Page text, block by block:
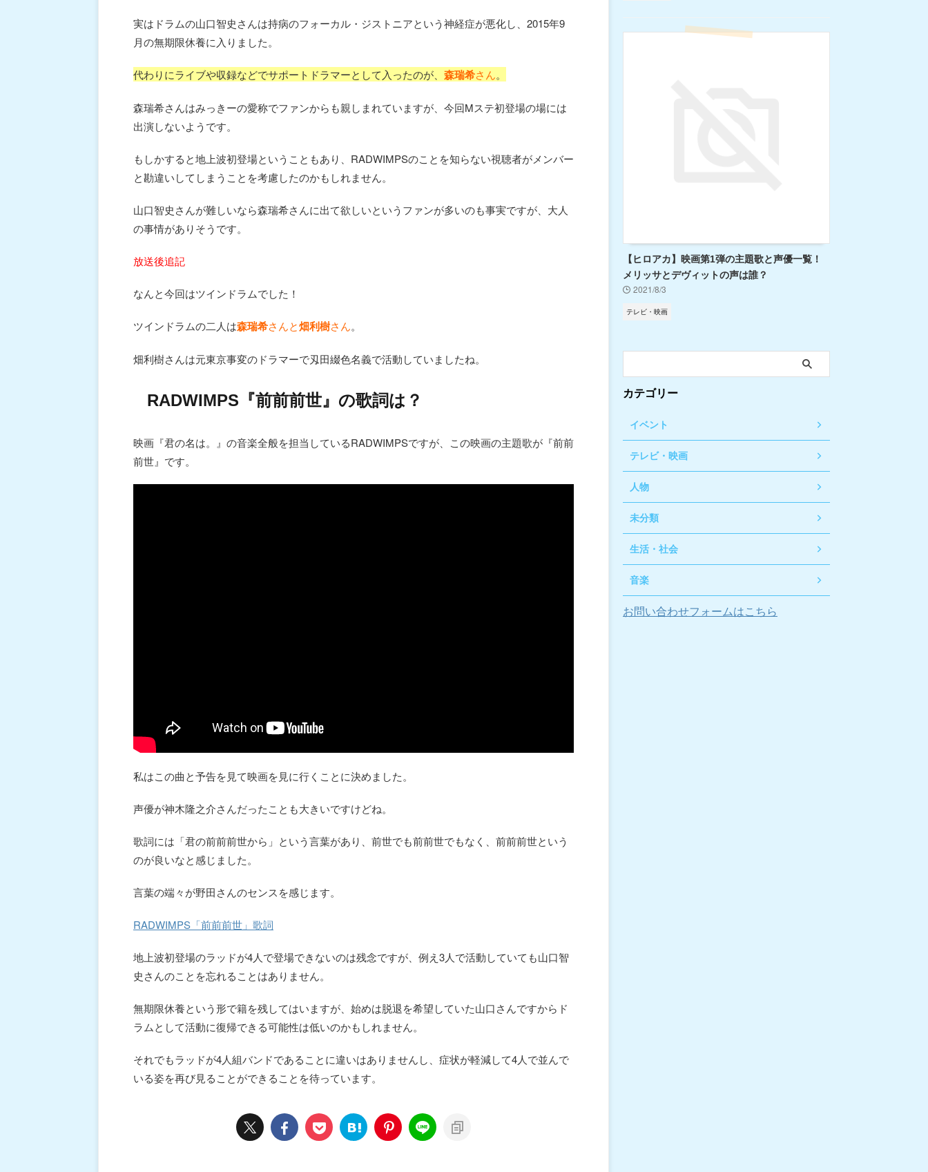
実はドラムの山口智史さんは持病のフォーカル・ジストニアという神経症が悪化し、2015年9
月の無期限休養に入りました。
代わりにライブや収録などでサポートドラマーとして入ったのが、 森瑞希さん。
森瑞希さんはみっきーの愛称でファンからも親しまれていますが、今回Mステ初登場の場には
出演しないようです。
もしかすると地上波初登場ということもあり、RADWIMPSのことを知らない視聴者がメンバー
と勘違いしてしまうことを考慮したのかもしれません。
山口智史さんが難しいなら森瑞希さんに出て欲しいというファンが多いのも事実ですが、大人
の事情がありそうです。
放送後追記
なんと今回はツインドラムでした！
ツインドラムの二人は森瑞希さんと畑利樹さん。
畑利樹さんは元東京事変のドラマーで刄田綴色名義で活動していましたね。
RADWIMPS『前前前世』の歌詞は？
映画『君の名は。』の音楽全般を担当しているRADWIMPSですが、この映画の主題歌が『前前
前世』です。
私はこの曲と予告を見て映画を見に行くことに決めました。
声優が神木隆之介さんだったことも大きいですけどね。
歌詞には「君の前前前世から」という言葉があり、前世でも前前世でもなく、前前前世という
のが良いなと感じました。
言葉の端々が野田さんのセンスを感じます。
RADWIMPS「前前前世」歌詞
地上波初登場のラッドが4人で登場できないのは残念ですが、例え3人で活動していても山口智
史さんのことを忘れることはありません。
無期限休養という形で籍を残してはいますが、始めは脱退を希望していた山口さんですからド
ラムとして活動に復帰できる可能性は低いのかもしれません。
それでもラッドが4人組バンドであることに違いはありませんし、症状が軽減して4人で並んで
いる姿を再び見ることができることを待っています。
【ヒロアカ】映画第1弾の主題歌と声優一覧！
メリッサとデヴィットの声は誰？
2021/8/3
テレビ・映画
カテゴリー
イベント
テレビ・映画
人物
未分類
生活・社会
音楽
お問い合わせフォームはこちら